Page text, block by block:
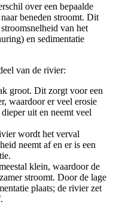
over een bepaalde
beneden stroomt. Dit
van het
en sedimentatie
van de rivier:
groot. Dit zorgt voor een
waardoor er veel erosie
uit en neemt veel
wordt het verval
neemt af en er is een
klein, waardoor de
stroomt. Door de lage
plaats; de rivier zet